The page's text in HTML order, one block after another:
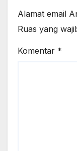
Alamat email
Ruas yang
Komentar *